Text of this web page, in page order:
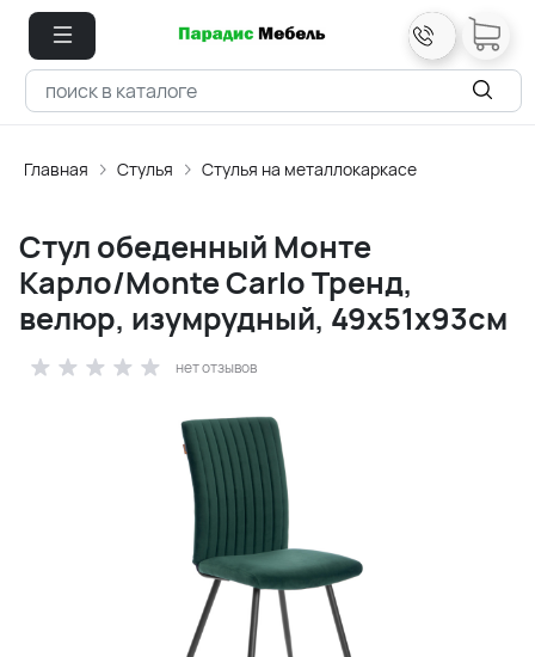
Главная Стулья Стулья на металлокаркасе
Стул обеденный Монте
Карло/Monte Carlo Тренд,
велюр, изумрудный, 49х51х93см
нет отзывов